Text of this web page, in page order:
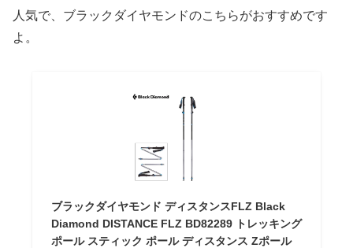
人気で、ブラックダイヤモンドのこちらがおすすめです
よ。
ブラックダイヤモンド ディスタンスFLZ Black
Diamond DISTANCE FLZ BD82289 トレッキング
ポール スティック ポール ディスタンス Zポール